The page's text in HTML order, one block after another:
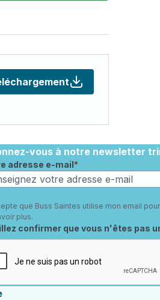
vous à notre newsletter
adresse e-mail
que Buss Saintes utilise mon email
plus.
requis
confirmer que vous n'êtes pas